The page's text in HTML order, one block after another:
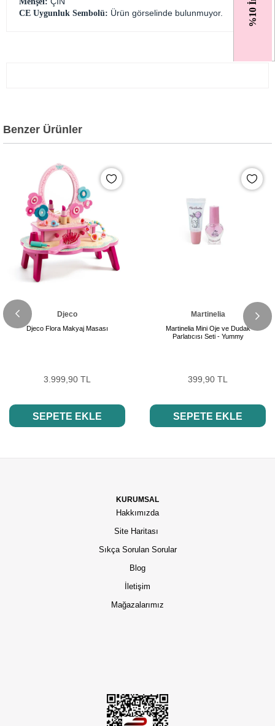
CE Uygunluk Sembolü: Ürün görselinde bulunmuyor.
Benzer Ürünler
Djeco
Djeco Flora Makyaj Masası
3.999,90 TL
SEPETE EKLE
Martinelia
Martinelia Mini Oje ve Dudak
Parlatıcısı Seti - Yummy
399,90 TL
SEPETE EKLE
KURUMSAL
Hakkımızda
Site Haritası
Sıkça Sorulan Sorular
Blog
İletişim
Mağazalarımız